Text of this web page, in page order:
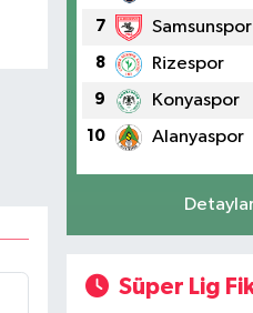
7 Samsunspor
8 Rizespor
9 Konyaspor
10 Alanyaspor
Süper Lig